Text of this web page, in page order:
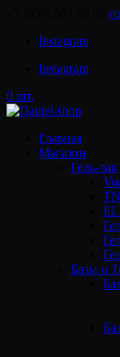
Instagram
Instagram
0 шт.
Главная
Магазин
Гель-лак
Базы и